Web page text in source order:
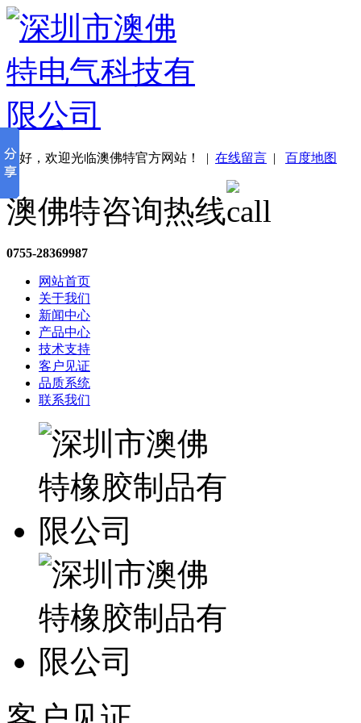
您好，欢迎光临澳佛特官方网站！ | 在线留言 | 百度地图
澳佛特咨询热线
0755-28369987
网站首页
关于我们
新闻中心
产品中心
技术支持
客户见证
品质系统
联系我们